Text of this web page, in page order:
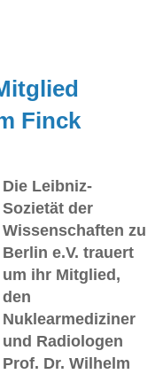
Finck
Die Leibniz-
Sozietät der
Wissenschaften zu
Berlin e.V. trauert
um ihr Mitglied,
den
Nuklearmediziner
und Radiologen
Prof. Dr. Wilhelm